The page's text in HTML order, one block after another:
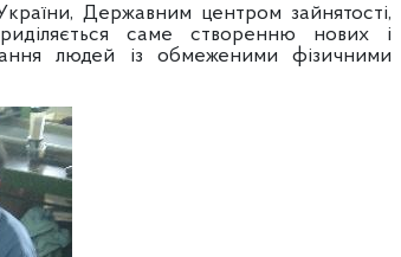
Державним центром зайнятості,
саме створенню нових і
людей із обмеженими фізичними